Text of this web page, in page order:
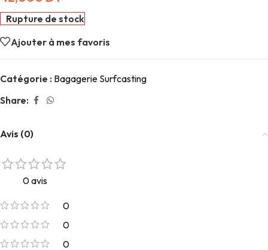
Rupture de stock
Ajouter à mes favoris
Catégorie : Bagagerie Surfcasting
Share:
Avis (0)
0 avis
0
0
0